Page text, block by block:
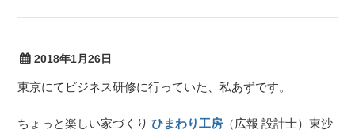
2018年1月26日
東京にてビジネス研修に行っていた、私あずです。
ちょっと楽しい家づくりひまわり工房 （広報 設計士）東沙